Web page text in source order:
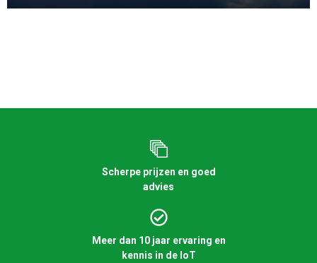
Scherpe prijzen en goed
advies
Meer dan 10 jaar ervaring en
kennis in de IoT